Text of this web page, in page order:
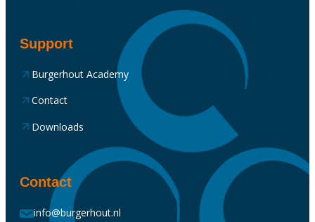
Support
Burgerhout Academy
Contact
Downloads
Contact
info@burgerhout.nl